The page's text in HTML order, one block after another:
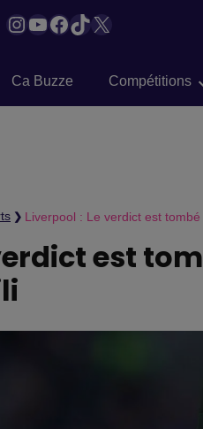
Instagram
YouTube
Facebook
TikTok
X
Ca Buzze Compétitions
❯ Liverpool : Le verdict est
est